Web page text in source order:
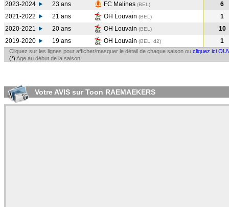
2023-2024
23 ans FC Malines (BEL )
6
2021-2022
21 ans OH Louvain (BEL )
1
2020-2021
20 ans OH Louvain (BEL )
10
2019-2020
19 ans OH Louvain (BEL, d2) 1
Cliquez sur les lignes pour afficher/masquer le détail de chaque saison ou cliquez ici
(*) Age au début de la saison
Votre AVIS sur Toon RAEMAEKERS